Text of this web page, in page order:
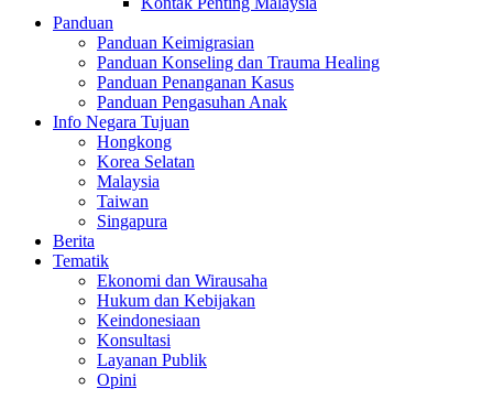
Panduan
Panduan Keimigrasian
Panduan Konseling dan Trauma Healing
Panduan Penanganan Kasus
Panduan Pengasuhan Anak
Info Negara Tujuan
Hongkong
Korea Selatan
Malaysia
Taiwan
Singapura
Berita
Tematik
Ekonomi dan Wirausaha
Hukum dan Kebijakan
Keindonesiaan
Konsultasi
Layanan Publik
Opini